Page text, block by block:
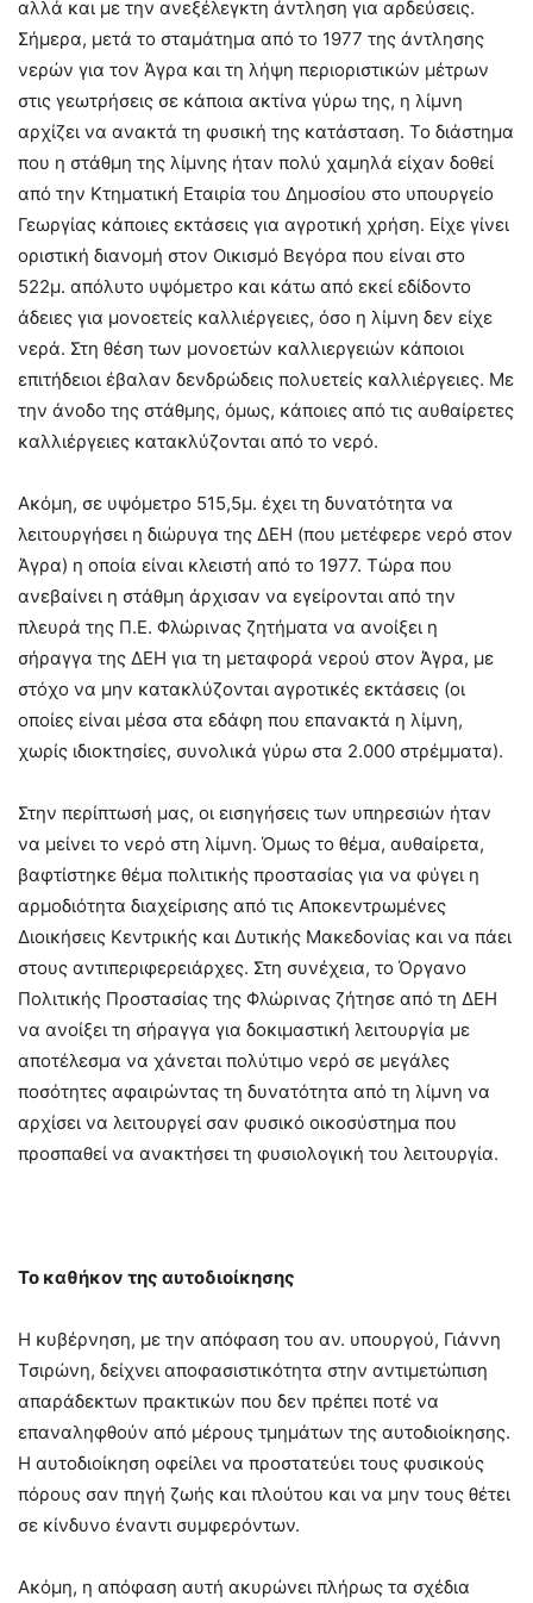
αλλά και με την ανεξέλεγκτη άντληση για αρδεύσεις.
Σήμερα, μετά το σταμάτημα από το 1977 της άντλησης
νερών για τον Άγρα και τη λήψη περιοριστικών μέτρων
στις γεωτρήσεις σε κάποια ακτίνα γύρω της, η λίμνη
αρχίζει να ανακτά τη φυσική της κατάσταση. Το διάστημα
που η στάθμη της λίμνης ήταν πολύ χαμηλά είχαν δοθεί
από την Κτηματική Εταιρία του Δημοσίου στο υπουργείο
Γεωργίας κάποιες εκτάσεις για αγροτική χρήση. Είχε γίνει
οριστική διανομή στον Οικισμό Βεγόρα που είναι στο
522μ. απόλυτο υψόμετρο και κάτω από εκεί εδίδοντο
άδειες για μονοετείς καλλιέργειες, όσο η λίμνη δεν είχε
νερά. Στη θέση των μονοετών καλλιεργειών κάποιοι
επιτήδειοι έβαλαν δενδρώδεις πολυετείς καλλιέργειες. Με
την άνοδο της στάθμης, όμως, κάποιες από τις αυθαίρετες
καλλιέργειες κατακλύζονται από το νερό.
Ακόμη, σε υψόμετρο 515,5μ. έχει τη δυνατότητα να
λειτουργήσει η διώρυγα της ΔΕΗ (που μετέφερε νερό στον
Άγρα) η οποία είναι κλειστή από το 1977. Τώρα που
ανεβαίνει η στάθμη άρχισαν να εγείρονται από την
πλευρά της Π.Ε. Φλώρινας ζητήματα να ανοίξει η
σήραγγα της ΔΕΗ για τη μεταφορά νερού στον Άγρα, με
στόχο να μην κατακλύζονται αγροτικές εκτάσεις (οι
οποίες είναι μέσα στα εδάφη που επανακτά η λίμνη,
χωρίς ιδιοκτησίες, συνολικά γύρω στα 2.000 στρέμματα).
Στην περίπτωσή μας, οι εισηγήσεις των υπηρεσιών ήταν
να μείνει το νερό στη λίμνη. Όμως το θέμα, αυθαίρετα,
βαφτίστηκε θέμα πολιτικής προστασίας για να φύγει η
αρμοδιότητα διαχείρισης από τις Αποκεντρωμένες
Διοικήσεις Κεντρικής και Δυτικής Μακεδονίας και να πάει
στους αντιπεριφερειάρχες. Στη συνέχεια, το Όργανο
Πολιτικής Προστασίας της Φλώρινας ζήτησε από τη ΔΕΗ
να ανοίξει τη σήραγγα για δοκιμαστική λειτουργία με
αποτέλεσμα να χάνεται πολύτιμο νερό σε μεγάλες
ποσότητες αφαιρώντας τη δυνατότητα από τη λίμνη να
αρχίσει να λειτουργεί σαν φυσικό οικοσύστημα που
προσπαθεί να ανακτήσει τη φυσιολογική του λειτουργία.
Το καθήκον της αυτοδιοίκησης
Η κυβέρνηση, με την απόφαση του αν. υπουργού, Γιάννη
Τσιρώνη, δείχνει αποφασιστικότητα στην αντιμετώπιση
απαράδεκτων πρακτικών που δεν πρέπει ποτέ να
επαναληφθούν από μέρους τμημάτων της αυτοδιοίκησης.
Η αυτοδιοίκηση οφείλει να προστατεύει τους φυσικούς
πόρους σαν πηγή ζωής και πλούτου και να μην τους θέτει
σε κίνδυνο έναντι συμφερόντων.
Ακόμη, η απόφαση αυτή ακυρώνει πλήρως τα σχέδια